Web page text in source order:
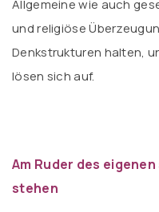
Allgemeine wie auch
und religiöse
Denkstrukturen halten,
lösen sich auf.
Am Ruder des
stehen